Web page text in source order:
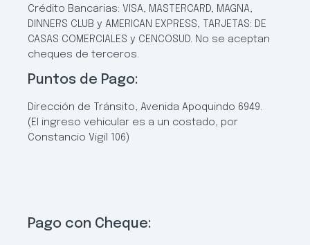
Crédito Bancarias: VISA, MASTERCARD, MAGNA,
DINNERS CLUB y AMERICAN EXPRESS, TARJETAS: DE
CASAS COMERCIALES y CENCOSUD. No se aceptan
cheques de terceros.
Puntos de Pago:
Dirección de Tránsito, Avenida Apoquindo 6949.
(El ingreso vehicular es a un costado, por
Constancio Vigil 106)
Pago con Cheque: